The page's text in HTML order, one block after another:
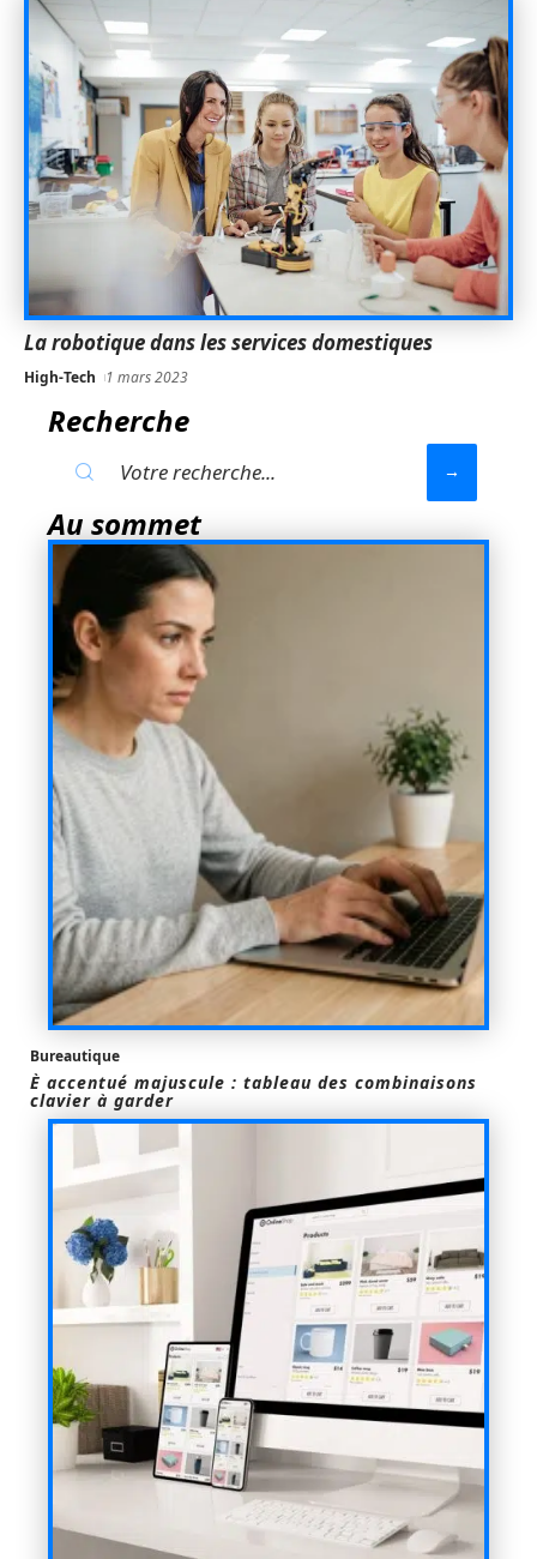
La robotique dans les services domestiques
High-Tech 1 mars 2023
Recherche
Au sommet
Bureautique
È accentué majuscule : tableau des combinaisons
clavier à garder